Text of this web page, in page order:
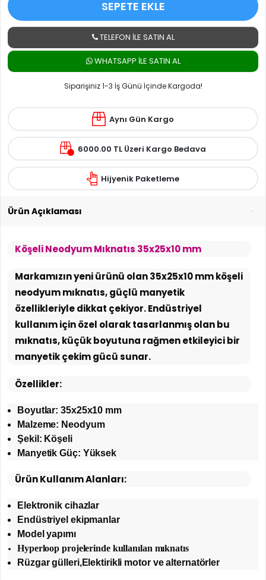
SEPETE EKLE
TELEFON İLE SATIN AL
WHATSAPP ILE SATIN AL
Siparişiniz 1-3 İş Günü İçinde Kargoda!
Aynı Gün Kargo
6000.00 TL Üzeri Kargo Bedava
Hijyenik Paketleme
Ürün Açıklaması
Köşeli Neodyum Mıknatıs 35x25x10 mm
Markamızın yeni ürünü olan 35x25x10 mm köşeli
neodyum mıknatıs, güçlü manyetik
özellikleriyle dikkat çekiyor. Endüstriyel
kullanım için özel olarak tasarlanmış olan bu
mıknatıs, küçük boyutuna rağmen etkileyici bir
manyetik çekim gücü sunar.
Özellikler:
Boyutlar: 35x25x10 mm
Malzeme: Neodyum
Şekil: Köşeli
Manyetik Güç: Yüksek
Ürün Kullanım Alanları:
Elektronik cihazlar
Endüstriyel ekipmanlar
Model yapımı
Hyperloop projelerinde kullanılan mıknatıs
Rüzgar gülleri,Elektirikli motor ve alternatörler